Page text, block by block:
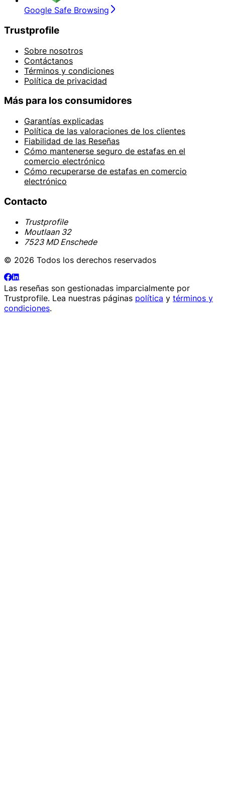
Google Safe Browsing
Trustprofile
Sobre nosotros
Contáctanos
Términos y condiciones
Política de privacidad
Más para los consumidores
Garantías explicadas
Política de las valoraciones de los clientes
Fiabilidad de las Reseñas
Cómo mantenerse seguro de estafas en el
comercio electrónico
Cómo recuperarse de estafas en comercio
electrónico
Contacto
Trustprofile
Moutlaan 32
7523 MD Enschede
© 2026 Todos los derechos reservados
Las reseñas son gestionadas imparcialmente por
Trustprofile. Lea nuestras páginas política y términos y
condiciones.